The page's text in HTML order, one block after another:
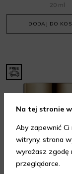
20 ml
DODAJ DO
Na tej stronie
Aby zapewnić
witryny, strona
wyrażasz zgodę
przeglądarce.